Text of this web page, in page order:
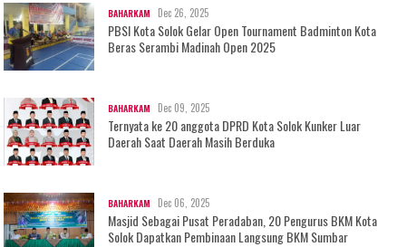
BAHARKAM Dec 26, 2025
PBSI Kota Solok Gelar Open Tournament Badminton Kota
Beras Serambi Madinah Open 2025
BAHARKAM Dec 09, 2025
Ternyata ke 20 anggota DPRD Kota Solok Kunker Luar
Daerah Saat Daerah Masih Berduka
BAHARKAM Dec 06, 2025
Masjid Sebagai Pusat Peradaban, 20 Pengurus BKM Kota
Solok Dapatkan Pembinaan Langsung BKM Sumbar